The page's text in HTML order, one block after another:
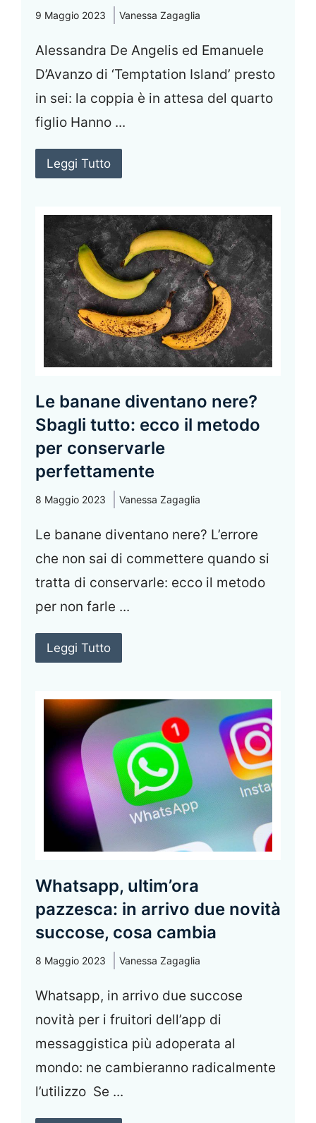
9 Maggio 2023 Vanessa Zagaglia
Alessandra De Angelis ed Emanuele
D’Avanzo di ‘Temptation Island’ presto
in sei: la coppia è in attesa del quarto
figlio Hanno ...
Leggi Tutto
Le banane diventano nere?
Sbagli tutto: ecco il metodo
per conservarle
perfettamente
8 Maggio 2023 Vanessa Zagaglia
Le banane diventano nere? L’errore
che non sai di commettere quando si
tratta di conservarle: ecco il metodo
per non farle ...
Leggi Tutto
Whatsapp, ultim’ora
pazzesca: in arrivo due novità
succose, cosa cambia
8 Maggio 2023 Vanessa Zagaglia
Whatsapp, in arrivo due succose
novità per i fruitori dell’app di
messaggistica più adoperata al
mondo: ne cambieranno radicalmente
l’utilizzo Se ...